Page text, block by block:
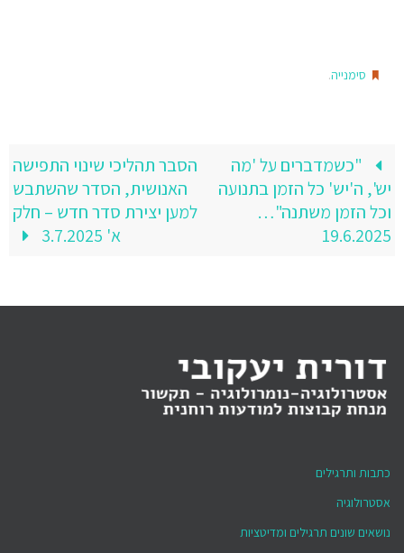
סימנייה.
"כשמדברים על 'מה
יש', ה'יש' כל הזמן בתנועה
וכל הזמן משתנה"…
19.6.2025
הסבר תהליכי שינוי התפישה
האנושית, הסדר שהשתבש
למען יצירת סדר חדש – חלק
א' 3.7.2025
כתבות ותרגילים
אסטרולוגיה
נושאים שונים תרגילים ומדיטציות